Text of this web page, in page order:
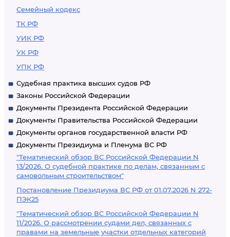
Семейный кодекс
ТК РФ
УИК РФ
УК РФ
УПК РФ
Судебная практика высших судов РФ
Законы Российской Федерации
Документы Президента Российской Федерации
Документы Правительства Российской Федерации
Документы органов государственной власти РФ
Документы Президиума и Пленума ВС РФ
"Тематический обзор ВС Российской Федерации N
13/2026. О судебной практике по делам, связанным с
самовольным строительством"
Постановление Президиума ВС РФ от 01.07.2026 N 272-
ПЭК25
"Тематический обзор ВС Российской Федерации N
11/2026. О рассмотрении судами дел, связанных с
правами на земельные участки отдельных категорий